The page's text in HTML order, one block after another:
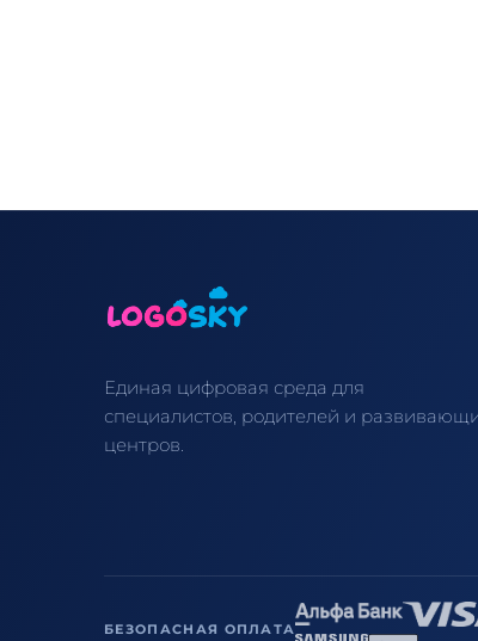
Единая цифровая среда для
специалистов, родителей и
центров.
БЕЗОПАСНАЯ ОПЛАТА